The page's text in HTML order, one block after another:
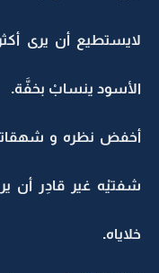
لايستطيع أن يرى
الأسود ينسابْ بخفَّة.
أخفض نظره و
شفتيْه غير قادِر أن
خلاياه.